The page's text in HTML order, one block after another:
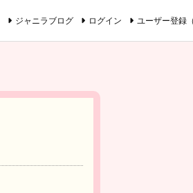
ジャニラブログ ログイン ユーザー登録